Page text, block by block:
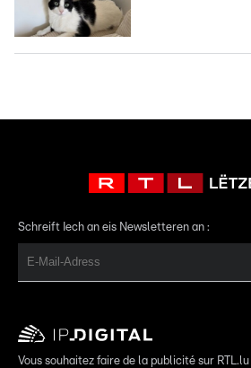
Schreift Iech an eis Newsletteren an :
Vous souhaitez faire de la publicité sur